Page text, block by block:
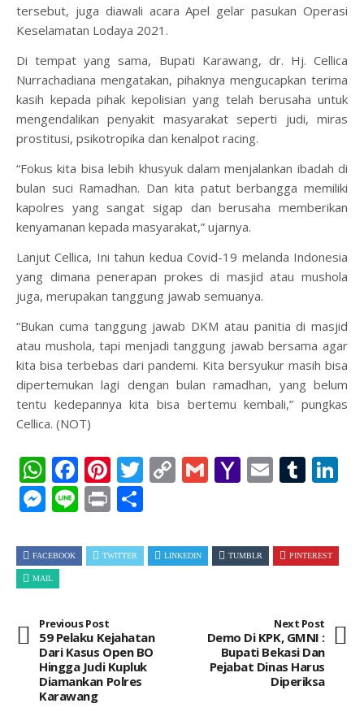
tersebut, juga diawali acara Apel gelar pasukan Operasi
Keselamatan Lodaya 2021.
Di tempat yang sama, Bupati Karawang, dr. Hj. Cellica
Nurrachadiana mengatakan, pihaknya mengucapkan terima
kasih kepada pihak kepolisian yang telah berusaha untuk
mengendalikan penyakit masyarakat seperti judi, miras
prostitusi, psikotropika dan kenalpot racing.
“Fokus kita bisa lebih khusyuk dalam menjalankan ibadah di
bulan suci Ramadhan. Dan kita patut berbangga memiliki
kapolres yang sangat sigap dan berusaha memberikan
kenyamanan kepada masyarakat,” ujarnya.
Lanjut Cellica, Ini tahun kedua Covid-19 melanda Indonesia
yang dimana penerapan prokes di masjid atau mushola
juga, merupakan tanggung jawab semuanya.
“Bukan cuma tanggung jawab DKM atau panitia di masjid
atau mushola, tapi menjadi tanggung jawab bersama agar
kita bisa terbebas dari pandemi. Kita bersyukur masih bisa
dipertemukan lagi dengan bulan ramadhan, yang belum
tentu kedepannya kita bisa bertemu kembali,” pungkas
Cellica. (NOT)
WhatsApp
Facebook
Pinterest
Twitter
CopyGmailYahoo
Email
Messenger
LinePrint
FACEBOOK TWITTER LINKEDIN TUMBLR PINTEREST
MAIL
Previous Post
59 Pelaku Kejahatan
Dari Kasus Open BO
Hingga Judi Kupluk
Diamankan Polres
Karawang
Next Post
Demo Di KPK, GMNI :
Bupati Bekasi Dan
Pejabat Dinas Harus
Diperiksa